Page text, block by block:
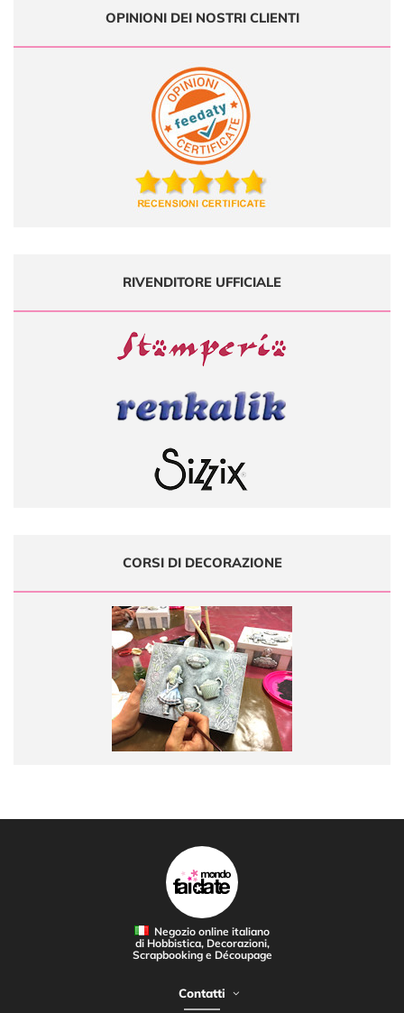
OPINIONI DEI NOSTRI CLIENTI
RIVENDITORE UFFICIALE
CORSI DI DECORAZIONE
Negozio online italiano
di Hobbistica, Decorazioni,
Scrapbooking e Découpage
Contatti